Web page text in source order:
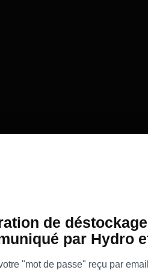
de
par Hydro
"mot de passe" reçu par